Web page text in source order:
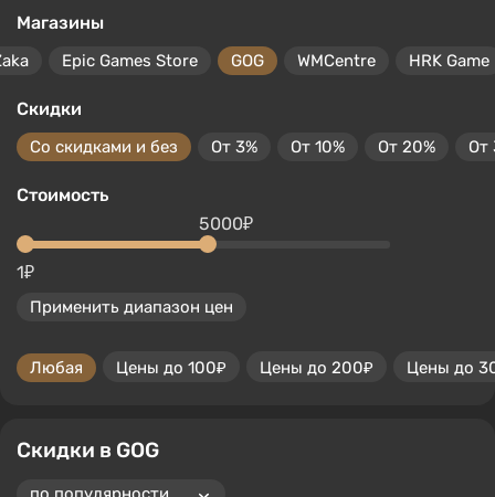
Магазины
Epic Games Store GOG WMCentre HRK Game
Скидки
Со скидками и без От 3% От 10% От 20% От
Стоимость
1₽
5000₽
Применить диапазон цен
Любая Цены до 100₽ Цены до 200₽ Цены до
Скидки в GOG